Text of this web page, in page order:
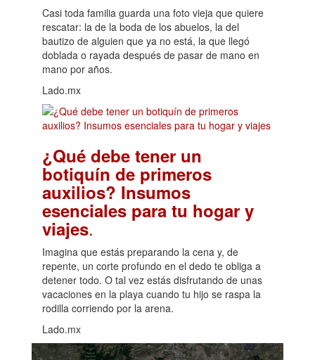
Casi toda familia guarda una foto vieja que quiere
rescatar: la de la boda de los abuelos, la del
bautizo de alguien que ya no está, la que llegó
doblada o rayada después de pasar de mano en
mano por años.
Lado.mx
¿Qué debe tener un
botiquín de primeros
auxilios? Insumos
esenciales para tu hogar y
viajes.
Imagina que estás preparando la cena y, de
repente, un corte profundo en el dedo te obliga a
detener todo. O tal vez estás disfrutando de unas
vacaciones en la playa cuando tu hijo se raspa la
rodilla corriendo por la arena.
Lado.mx